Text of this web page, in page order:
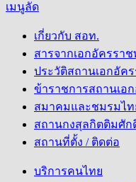
เมนูลัด
เกี่ยวกับ สอท.
สารจากเอกอัครรา
ประวัติสถานเอกอัค
ข้าราชการสถานเอ
สมาคมและชมรมไท
สถานกงสุลกิตติมศัก
สถานที่ตั้ง / ติดต่อ
บริการคนไทย